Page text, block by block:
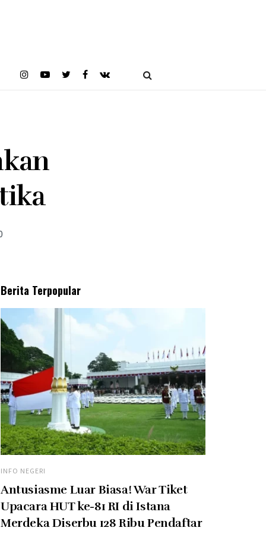
Berita Terpopular
INFO NEGERI
Antusiasme Luar Biasa! War Tiket
Upacara HUT ke-81 RI di Istana
Merdeka Diserbu 128 Ribu Pendaftar